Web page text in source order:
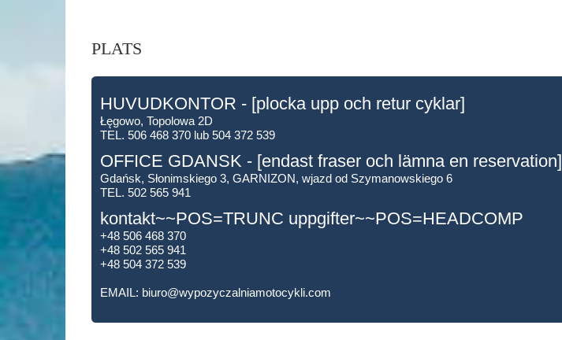
PLATS
HUVUDKONTOR - [plocka upp och retur cyklar]
Łęgowo, Topolowa 2D
TEL. 506 468 370 lub 504 372 539
OFFICE GDANSK - [endast fraser och lämna en reservation]
Gdańsk, Słonimskiego 3, GARNIZON, wjazd od Szymanowskiego 6
TEL. 502 565 941
kontakt~~POS=TRUNC uppgifter~~POS=HEADCOMP
+48 506 468 370
+48 502 565 941
+48 504 372 539
EMAIL: biuro@wypozyczalniamotocykli.com